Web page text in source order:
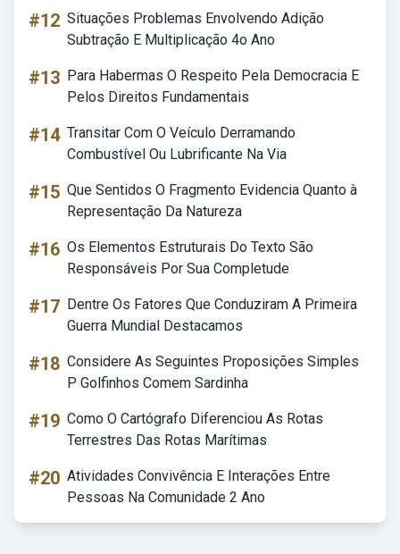
#12 Situações Problemas Envolvendo Adição
Subtração E Multiplicação 4o Ano
#13 Para Habermas O Respeito Pela Democracia E
Pelos Direitos Fundamentais
#14 Transitar Com O Veículo Derramando
Combustível Ou Lubrificante Na Via
#15 Que Sentidos O Fragmento Evidencia Quanto à
Representação Da Natureza
#16 Os Elementos Estruturais Do Texto São
Responsáveis Por Sua Completude
#17 Dentre Os Fatores Que Conduziram A Primeira
Guerra Mundial Destacamos
#18 Considere As Seguintes Proposições Simples
P Golfinhos Comem Sardinha
#19 Como O Cartógrafo Diferenciou As Rotas
Terrestres Das Rotas Marítimas
#20 Atividades Convivência E Interações Entre
Pessoas Na Comunidade 2 Ano